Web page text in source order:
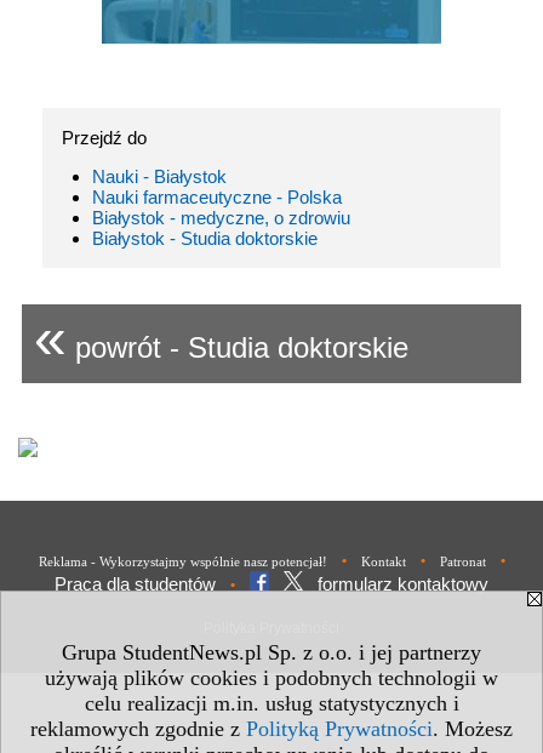
Grupa StudentNews.pl Sp. z o.o. i jej partnerzy
używają plików cookies i podobnych technologii w
celu realizacji m.in. usług statystycznych i
reklamowych zgodnie z Polityką Prywatności. Możesz
Przejdź do
Nauki - Białystok
Nauki farmaceutyczne - Polska
Białystok - medyczne, o zdrowiu
Białystok - Studia doktorskie
« powrót - Studia doktorskie
Reklama - Wykorzystajmy wspólnie nasz potencjał! • Kontakt • Patronat •
Praca dla studentów • formularz kontaktowy